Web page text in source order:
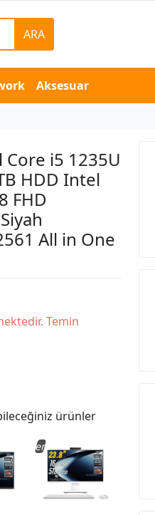
ARA
Aksesuar
i5 1235U
HDD Intel
FHD
All in One
Temin
ürünler
Yeni